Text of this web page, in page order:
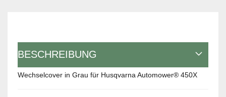
BESCHREIBUNG
Wechselcover in Grau für Husqvarna Automower® 450X